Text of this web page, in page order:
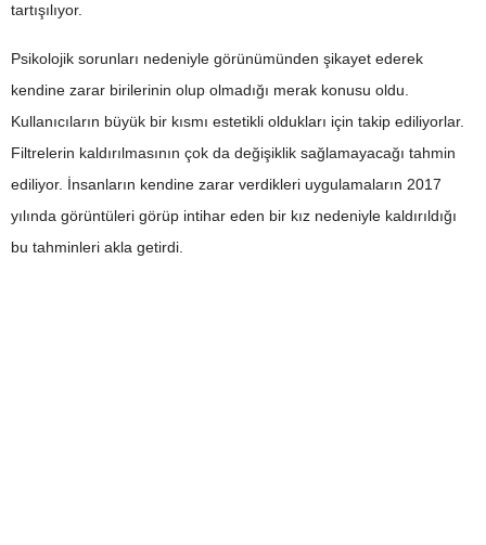
tartışılıyor.
Psikolojik sorunları nedeniyle görünümünden şikayet ederek
kendine zarar birilerinin olup olmadığı merak konusu oldu.
Kullanıcıların büyük bir kısmı estetikli oldukları için takip ediliyorlar.
Filtrelerin kaldırılmasının çok da değişiklik sağlamayacağı tahmin
ediliyor. İnsanların kendine zarar verdikleri uygulamaların 2017
yılında görüntüleri görüp intihar eden bir kız nedeniyle kaldırıldığı
bu tahminleri akla getirdi.